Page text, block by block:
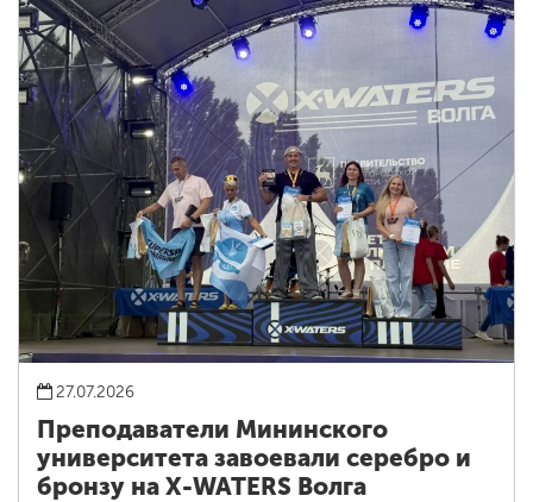
27.07.2026
Преподаватели Мининского
университета завоевали серебро и
бронзу на X-WATERS Волга